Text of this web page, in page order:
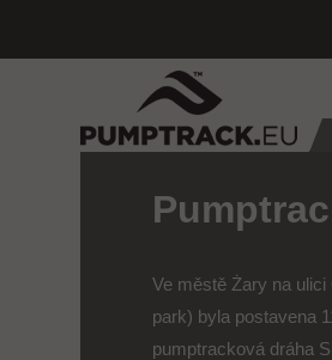
Ve městě Żary na
park) byla postavena
pumptracková dráha